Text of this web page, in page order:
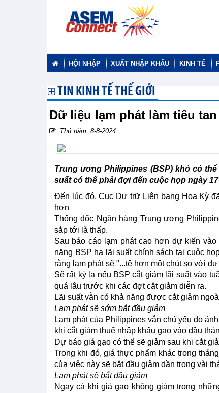
HỘI NHẬP XUẤT NHẬP KHẨU KINH TẾ
TIN KINH TẾ THẾ GIỚI
Dữ liệu lạm phát làm tiêu
Thứ năm, 8-8-2024
Trung ương Philippines (BSP) khó có
suất có thể phải đợi đến cuộc họp ngày
Đến lúc đó, Cục Dự trữ Liên bang Hoa Kỳ
hơn
Thống đốc Ngân hàng Trung ương
sắp tới là thấp.
Sau báo cáo lạm phát cao hơn dự kiến
năng BSP hạ lãi suất chính sách tại cuộc
rằng lạm phát sẽ "...tệ hơn một chút so với
Sẽ rất kỳ lạ nếu BSP cắt giảm lãi suất vào
quá lâu trước khi các đợt cắt giảm diễn ra.
Lãi suất vẫn có khả năng được cắt giảm
Lạm phát sẽ sớm bắt đầu giảm
Lạm phát của Philippines vẫn chủ yếu do
khi cắt giảm thuế nhập khẩu gạo vào đầu
Dự báo giá gạo có thể sẽ giảm sau khi cắt
Trong khi đó, giá thực phẩm khác trong
của việc này sẽ bắt đầu giảm dần trong vài
Lạm phát sẽ bắt đầu giảm
Ngay cả khi giá gạo không giảm trong